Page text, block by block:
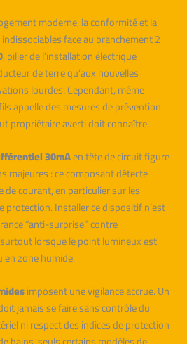
moderne, la conformité et la
face au branchement 2
, pilier de l’installation électrique
de terre qu’aux nouvelles
lourdes. Cependant, même
appelle des mesures de prévention
propriétaire averti doit connaître.
30mAen tête de circuit figure
majeures : ce composant détecte
courant, en particulier sur les
protection. Installer ce dispositif n’est
“anti-surprise” contre
lorsque le point lumineux est
zone humide.
imposent une vigilance accrue. Un
jamais se faire sans contrôle du
ni respect des indices de protection